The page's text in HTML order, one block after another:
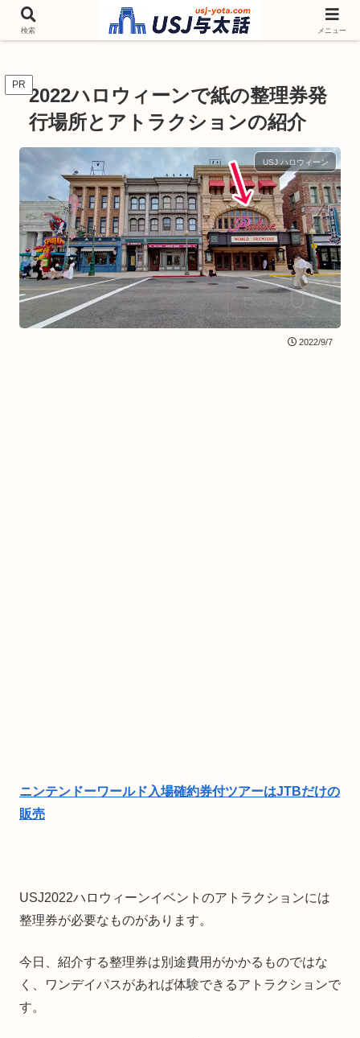
チケットやシーズンイベント ニンテンドーワールド アトラクションなどユニ
バを歩いて情報収集しています
PR 2022ハロウィーンで紙の整理券発
行場所とアトラクションの紹介
USJ ハロウィーン
2022/9/7
ニンテンドーワールド入場確約券付ツアーはJTBだけの
販売
USJ2022ハロウィーンイベントのアトラクションには
整理券が必要なものがあります。
今日、紹介する整理券は別途費用がかかるものではな
く、ワンデイパスがあれば体験できるアトラクションで
す。
検索 メニュー